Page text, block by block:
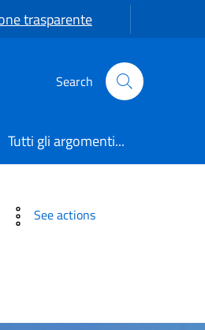
trasparente
Search
Tutti gli argomenti...
See actions